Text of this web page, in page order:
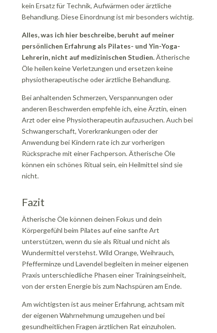
kein Ersatz für Technik, Aufwärmen oder ärztliche
Behandlung. Diese Einordnung ist mir besonders wichtig.
Alles, was ich hier beschreibe, beruht auf meiner
persönlichen Erfahrung als Pilates- und Yin-Yoga-
Lehrerin, nicht auf medizinischen Studien.Ätherische
Öle heilen keine Verletzungen und ersetzen keine
physiotherapeutische oder ärztliche Behandlung.
Bei anhaltenden Schmerzen, Verspannungen oder
anderen Beschwerden empfehle ich, eine Ärztin, einen
Arzt oder eine Physiotherapeutin aufzusuchen. Auch bei
Schwangerschaft, Vorerkrankungen oder der
Anwendung bei Kindern rate ich zur vorherigen
Rücksprache mit einer Fachperson. Ätherische Öle
können ein schönes Ritual sein, ein Heilmittel sind sie
nicht.
Fazit
Ätherische Öle können deinen Fokus und dein
Körpergefühl beim Pilates auf eine sanfte Art
unterstützen, wenn du sie als Ritual und nicht als
Wundermittel verstehst. Wild Orange, Weihrauch,
Pfefferminze und Lavendel begleiten in meiner eigenen
Praxis unterschiedliche Phasen einer Trainingseinheit,
von der ersten Energie bis zum Nachspüren am Ende.
Am wichtigsten ist aus meiner Erfahrung, achtsam mit
der eigenen Wahrnehmung umzugehen und bei
gesundheitlichen Fragen ärztlichen Rat einzuholen.